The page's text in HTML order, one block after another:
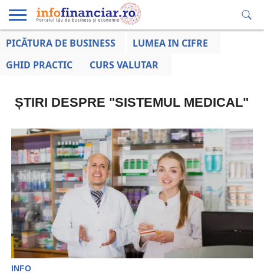
EDUCAȚIE
LA ZI
AFACERILOR
PICĂTURA DE BUSINESS
LUMEA IN CIFRE
GHID PRACTIC
CURS VALUTAR
ȘTIRI DESPRE "SISTEMUL MEDICAL"
INFO